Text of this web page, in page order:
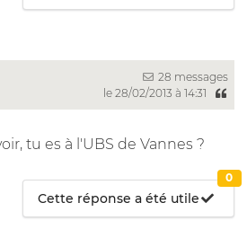
28 messages
le 28/02/2013 à 14:31
tu es à l'UBS de Vannes ?
Cette réponse a été utile
0